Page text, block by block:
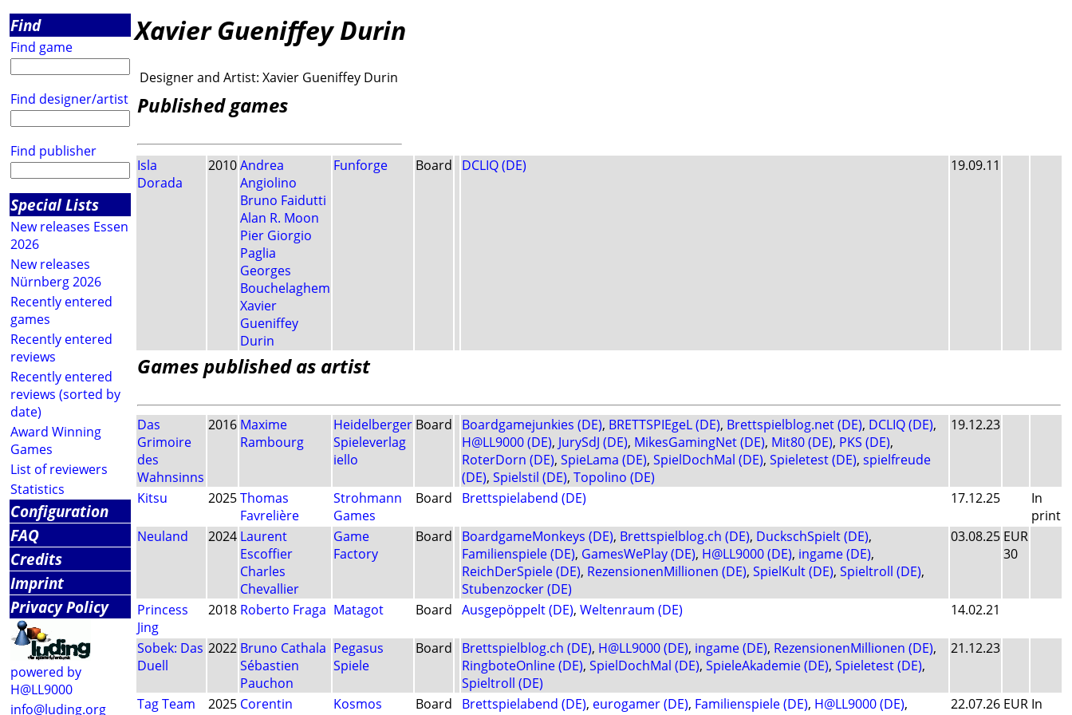
Find
Find game
Find designer/artist
Find publisher
Special Lists
New releases Essen
2026
New releases
Nürnberg 2026
Recently entered
games
Recently entered
reviews
Recently entered
reviews (sorted by
date)
Award Winning
Games
List of reviewers
Statistics
Configuration
FAQ
Credits
Imprint
Privacy Policy
powered by
H@LL9000
info@luding.org
Xavier Gueniffey Durin
Designer and Artist: Xavier Gueniffey Durin
Published games
Isla
Dorada
2010Andrea
Angiolino
Bruno Faidutti
Alan R. Moon
Pier Giorgio
Paglia
Georges
Bouchelaghem
Xavier
Gueniffey
Durin
Funforge Board DCLIQ (DE) 19.09.11
Games published as artist
Das
Grimoire
des
Wahnsinns
2016 Maxime
Rambourg
Heidelberger
Spieleverlag
iello
Board Boardgamejunkies (DE), BRETTSPIEgeL (DE), Brettspielblog.net (DE), DCLIQ (DE),
H@LL9000 (DE), JurySdJ (DE), MikesGamingNet (DE), Mit80 (DE), PKS (DE),
RoterDorn (DE), SpieLama (DE), SpielDochMal (DE), Spieletest (DE), spielfreude
(DE), Spielstil (DE), Topolino (DE)
19.12.23
Kitsu 2025Thomas
Favrelière
Strohmann
Games
Board Brettspielabend (DE) 17.12.25
In
print
Neuland
2024 Laurent
Escoffier
Charles
Chevallier
Game
Factory
Board BoardgameMonkeys (DE), Brettspielblog.ch (DE), DuckschSpielt (DE),
Familienspiele (DE), GamesWePlay (DE), H@LL9000 (DE), ingame (DE),
ReichDerSpiele (DE), RezensionenMillionen (DE), SpielKult (DE), Spieltroll (DE),
Stubenzocker (DE)
03.08.25 EUR
30
Princess
Jing
2018 Roberto Fraga Matagot Board Ausgepöppelt (DE), Weltenraum (DE) 14.02.21
Sobek: Das
Duell
2022 Bruno Cathala
Sébastien
Pauchon
Pegasus
Spiele
Board Brettspielblog.ch (DE), H@LL9000 (DE), ingame (DE), RezensionenMillionen (DE),
RingboteOnline (DE), SpielDochMal (DE), SpieleAkademie (DE), Spieletest (DE),
Spieltroll (DE)
21.12.23
Tag Team 2025 Corentin
Kosmos
Board Brettspielabend (DE), eurogamer (DE), Familienspiele (DE), H@LL9000 (DE),
22.07.26 EUR In